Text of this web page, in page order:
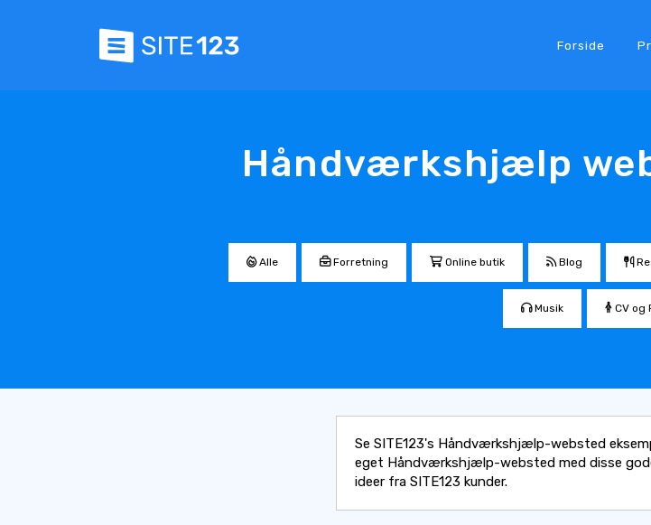
Forside
Håndværkshjælp
Alle Forretning Online butik Blog
Musik CV og
Se SITE123's Håndværkshjælp-websted
eget Håndværkshjælp-websted med disse
ideer fra SITE123 kunder.